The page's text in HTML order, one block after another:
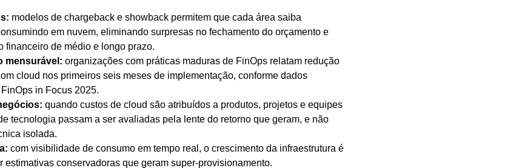
modelos de chargeback e showback permitem que cada área saiba
em nuvem, eliminando surpresas no fechamento do orçamento e
financeiro de médio e longo prazo.
mensurável: organizações com práticas maduras de FinOps relatam redução
cloud nos primeiros seis meses de implementação, conforme dados
in Focus 2025.
quando custos de cloud são atribuídos a produtos, projetos e equipes
tecnologia passam a ser avaliadas pela lente do retorno que geram, e não
isolada.
com visibilidade de consumo em tempo real, o crescimento da infraestrutura é
estimativas conservadoras que geram super-provisionamento.